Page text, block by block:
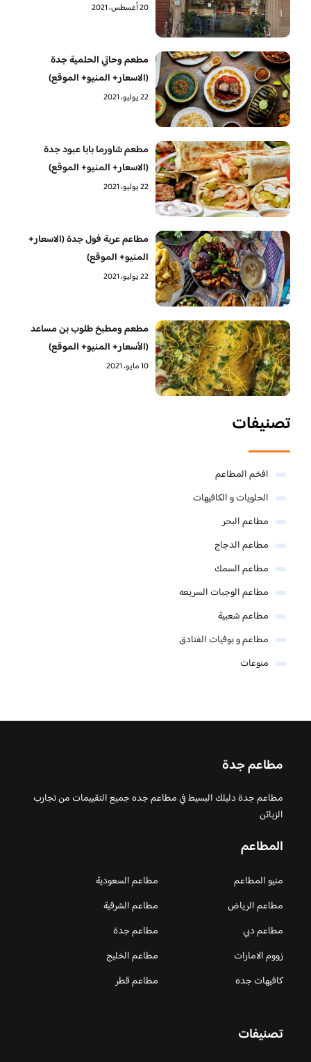
20 أغسطس، 2021
مطعم وحاتي الحلمية جدة
(الاسعار+ المنيو+ الموقع)
22 يوليو، 2021
مطعم شاورما بابا عبود جدة
(الاسعار+ المنيو+ الموقع)
22 يوليو، 2021
مطاعم عربة فول جدة (الاسعار+
المنيو+ الموقع)
22 يوليو، 2021
مطعم ومطبخ طلوب بن مساعد
(الأسعار+ المنيو+ الموقع)
10 مايو، 2021
تصنيفات
افخم المطاعم
الحلويات و الكافيهات ‎
مطاعم البحر
مطاعم الدجاج
مطاعم السمك
مطاعم الوجبات السريعه
مطاعم شعبية
مطاعم و بوفيات الفنادق
منوعات
مطاعم جدة
مطاعم جدة دليلك البسيط في مطاعم جده جميع التقييمات من تجارب
الزبائن
المطاعم
منيو المطاعم
مطاعم السعودية
مطاعم الرياض
مطاعم الشرقية
مطاعم دبي
مطاعم جدة
زووم الامارات
مطاعم الخليج
كافيهات جده
مطاعم قطر
تصنيفات